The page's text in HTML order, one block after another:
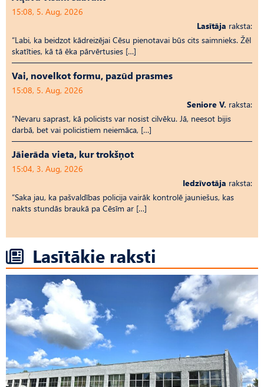
15:08, 5. Aug, 2026
Lasītāja raksta:
“Labi, ka beidzot kādreizējai Cēsu pienotavai būs cits saimnieks. Žēl
skatīties, kā tā ēka pārvērtusies […]
Vai, novelkot formu, pazūd prasmes
15:08, 5. Aug, 2026
Seniore V. raksta:
“Nevaru saprast, kā policists var nosist cilvēku. Jā, neesot bijis
darbā, bet vai policistiem neiemāca, […]
Jāierāda vieta, kur trokšņot
15:04, 3. Aug, 2026
Iedzīvotāja raksta:
“Saka jau, ka pašvaldības policija vairāk kontrolē jauniešus, kas
nakts stundās braukā pa Cēsīm ar […]
Lasītākie raksti